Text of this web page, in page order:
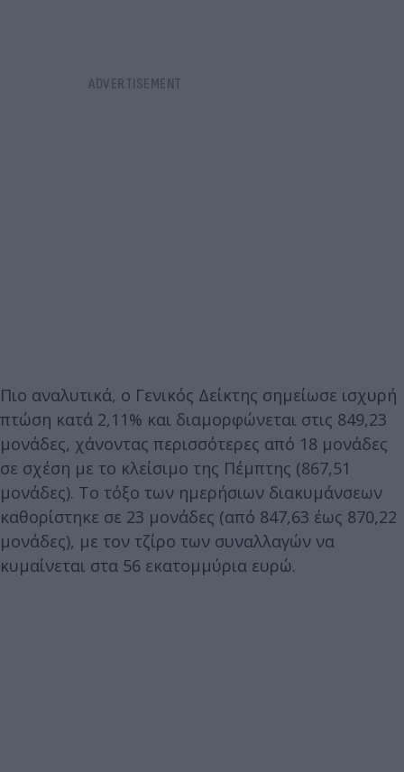
Πιο αναλυτικά, ο Γενικός Δείκτης σημείωσε ισχυρή
πτώση κατά 2,11% και διαμορφώνεται στις 849,23
μονάδες, χάνοντας περισσότερες από 18 μονάδες
σε σχέση με το κλείσιμο της Πέμπτης (867,51
μονάδες). Το τόξο των ημερήσιων διακυμάνσεων
καθορίστηκε σε 23 μονάδες (από 847,63 έως 870,22
μονάδες), με τον τζίρο των συναλλαγών να
κυμαίνεται στα 56 εκατομμύρια ευρώ.